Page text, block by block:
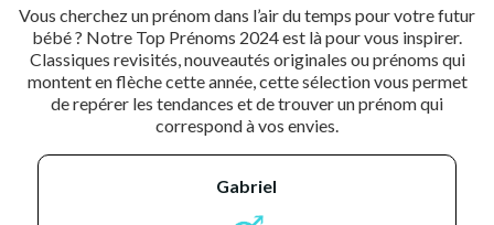
Vous cherchez un prénom dans l’air du temps pour votre futur
bébé ? Notre Top Prénoms 2024 est là pour vous inspirer.
Classiques revisités, nouveautés originales ou prénoms qui
montent en flèche cette année, cette sélection vous permet
de repérer les tendances et de trouver un prénom qui
correspond à vos envies.
gabriel